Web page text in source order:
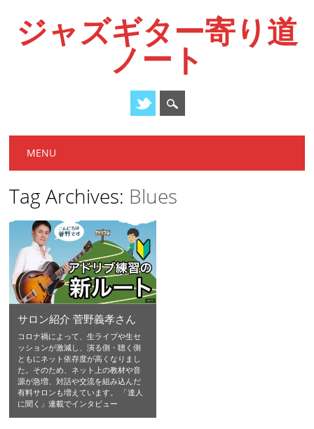
ジャズギター寄り道
ノート
Main menu
MENU
Tag Archives: Blues
サロン紹介 菅野義孝さん
コロナ禍によって、生ライブや生セ
ッションが激減し、演る側・聴く側
ともにネット依存度が高くなりまし
た。そのため、ネット上の教材や音
源が急増、対話や交流を組み込んだ
有料サロンも増えています。 「達人
に聞く」連載でインタビュー